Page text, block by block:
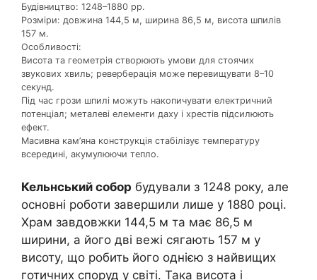
Будівництво: 1248–1880 рр.
Розміри: довжина 144,5 м, ширина 86,5 м, висота шпилів
157 м.
Особливості:
Висота та геометрія створюють умови для стоячих
звукових хвиль; реверберація може перевищувати 8–10
секунд.
Під час грози шпилі можуть накопичувати електричний
потенціал; металеві елементи даху і хрестів підсилюють
ефект.
Масивна кам’яна конструкція стабілізує температуру
всередині, акумулюючи тепло.
Кельнський собор будували з 1248 року, але
основні роботи завершили лише у 1880 році.
Храм завдовжки 144,5 м та має 86,5 м
ширини, а його дві вежі сягають 157 м у
висоту, що робить його однією з найвищих
готичних споруд у світі. Така висота і